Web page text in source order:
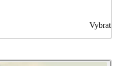
Vybrat